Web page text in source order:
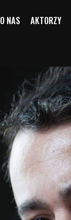
O NAS AKTORZY